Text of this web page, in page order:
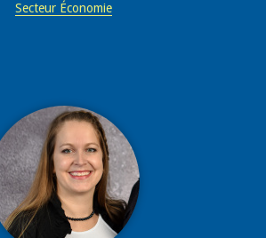
Secteur Économie